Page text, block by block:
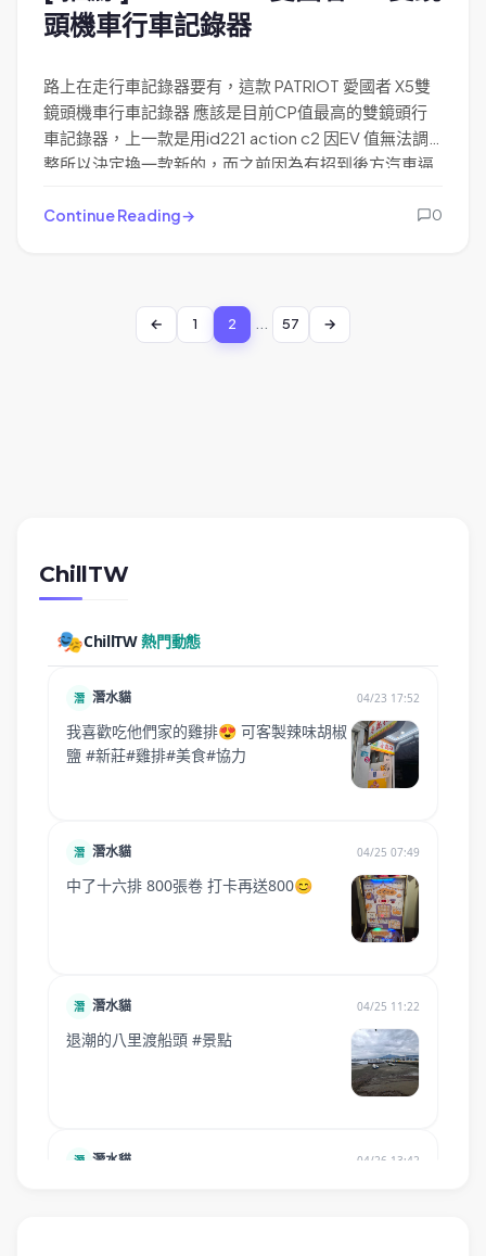
頭機車行車記錄器
路上在走行車記錄器要有，這款 PATRIOT 愛國者 X5雙
鏡頭機車行車記錄器 應該是目前CP值最高的雙鏡頭行
車記錄器，上一款是用id221 action c2 因EV 值無法調
整所以決定換一款新的，而之前因為有招到後方汽車逼
本是想再買一台id221 action c2舊的錄後面，但人都是
Continue Reading 0
1 2 ... 57
ChillTW